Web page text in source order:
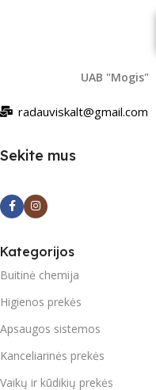
UAB "Mogis"
radauviskalt@gmail.com
Sekite mus
Kategorijos
Buitinė chemija
Higienos prekės
Apsaugos sistemos
Kanceliarinės prekės
Vaikų ir kūdikių prekės